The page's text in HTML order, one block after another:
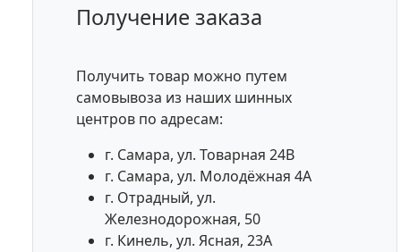
Получение заказа
Получить товар можно путем
самовывоза из наших шинных
центров по адресам:
г. Самара, ул. Товарная 24В
г. Самара, ул. Молодёжная 4А
г. Отрадный, ул.
Железнодорожная, 50
г. Кинель, ул. Ясная, 23А